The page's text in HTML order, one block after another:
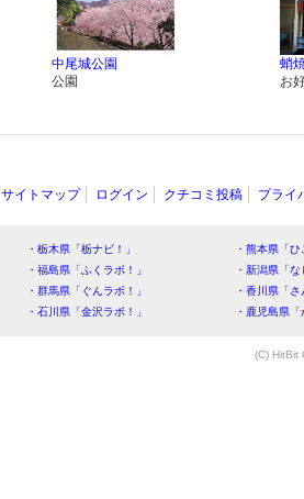
中尾城公園
公園
蛸
お
サイトマップ ログイン クチコミ投稿 プライ
・栃木県「栃ナビ！」
・熊本県「
・福島県「ふくラボ！」
・新潟県「
・群馬県「ぐんラボ！」
・香川県「
・石川県「金沢ラボ！」
・鹿児島県
(C) HitBit